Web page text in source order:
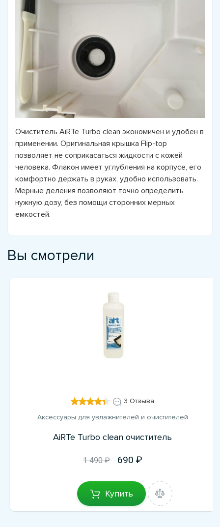
Очиститель AiRTe Turbo clean экономичен и удобен в
применении. Оригинальная крышка Flip-top
позволяет не соприкасаться жидкости с кожей
человека. Флакон имеет углубления на корпусе, его
комфортно держать в руках, удобно использовать.
Мерные деления позволяют точно определить
нужную дозу, без помощи сторонних мерных
емкостей.
Вы смотрели
3 Отзыва
Аксессуары для увлажнителей и очистителей
AiRTe Turbo clean очиститель
1 490 ₽ 690
Купить